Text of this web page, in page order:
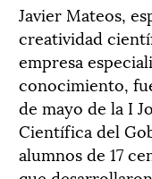
Javier Mateos,
creatividad
empresa
conocimiento,
de mayo de la I
Científica del
alumnos de 17